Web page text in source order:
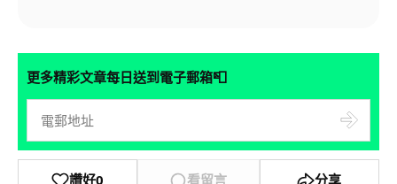
更多精彩文章每日送到電子郵箱📮
讚好0 看留言 分享